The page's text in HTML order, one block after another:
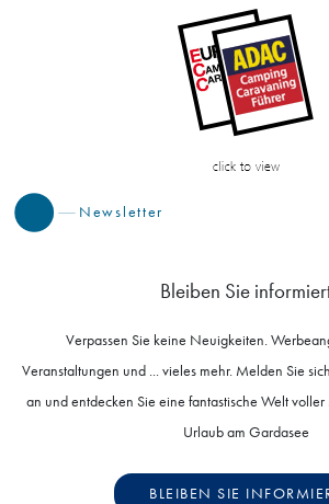
Newsletter
Bleiben Sie
Verpassen Sie keine Neuigkeiten.
Veranstaltungen und ... vieles mehr. Melden Sie
an und entdecken Sie eine fantastische Welt
Urlaub am Gardasee
BLEIBEN SIE